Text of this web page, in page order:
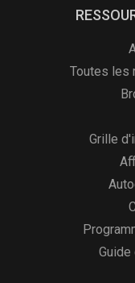
Toutes les
Grille
Guide